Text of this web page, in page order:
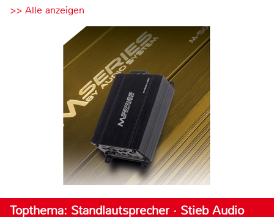
>> Alle anzeigen
Topthema: Standlautsprecher · Stieb Audio